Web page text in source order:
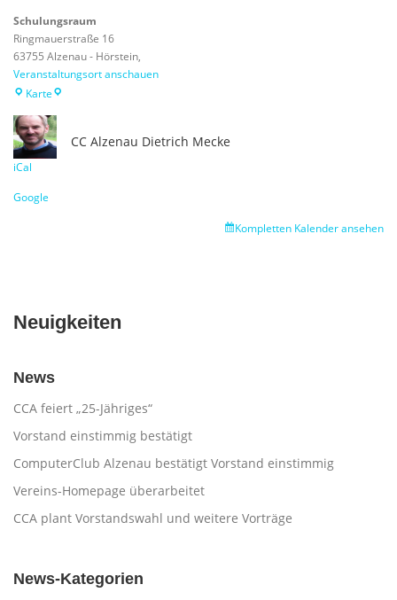
Schulungsraum
Ringmauerstraße 16
63755 Alzenau - Hörstein,
Veranstaltungsort anschauen
KarteSchulungsraum
CC Alzenau Dietrich Mecke
iCal
Google
Kompletten Kalender ansehen
Neuigkeiten
News
CCA feiert „25-Jähriges“
Vorstand einstimmig bestätigt
ComputerClub Alzenau bestätigt Vorstand einstimmig
Vereins-Homepage überarbeitet
CCA plant Vorstandswahl und weitere Vorträge
News-Kategorien